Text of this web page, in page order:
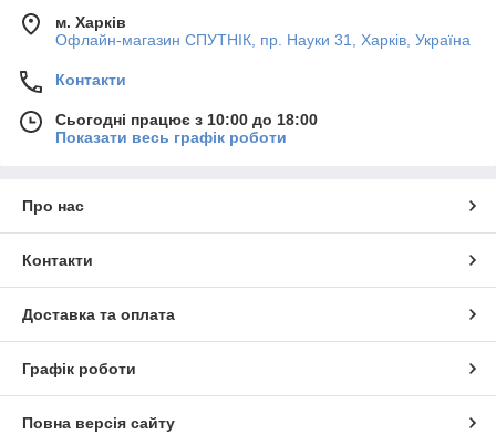
м. Харків
Офлайн-магазин СПУТНІК, пр. Науки 31, Харків, Україна
Контакти
Сьогодні працює з 10:00 до 18:00
Показати весь графік роботи
Про нас
Контакти
Доставка та оплата
Графік роботи
Повна версія сайту